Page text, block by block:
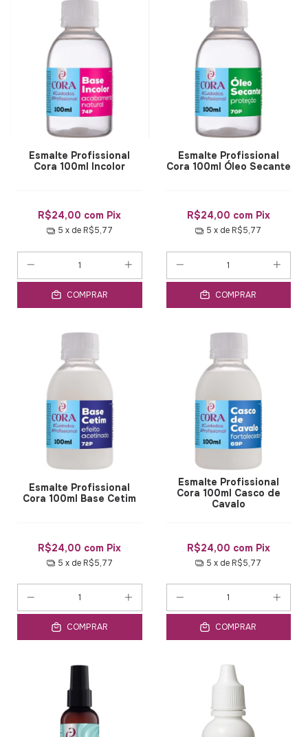
Esmalte Profissional
Cora 100ml Incolor
R$24,00 com Pix
5 x de R$5,77
COMPRAR
Esmalte Profissional
Cora 100ml Óleo Secante
R$24,00 com Pix
5 x de R$5,77
COMPRAR
Esmalte Profissional
Cora 100ml Base Cetim
R$24,00 com Pix
5 x de R$5,77
COMPRAR
Esmalte Profissional
Cora 100ml Casco de
Cavalo
R$24,00 com Pix
5 x de R$5,77
COMPRAR